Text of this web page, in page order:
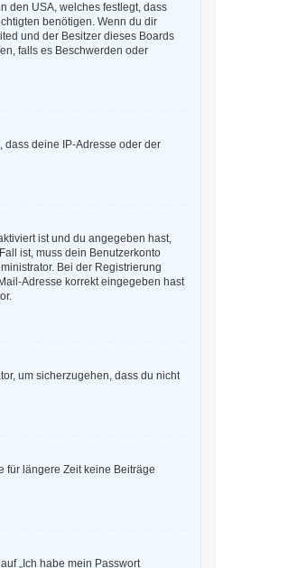
den USA, welches festlegt, dass
benötigen. Wenn du dir
und der Besitzer dieses Boards
falls es Beschwerden oder
dass deine IP-Adresse oder der
ist und du angegeben hast,
ist, muss dein Benutzerkonto
Bei der Registrierung
Adresse korrekt eingegeben hast
um sicherzugehen, dass du nicht
für längere Zeit keine Beiträge
„Ich habe mein Passwort